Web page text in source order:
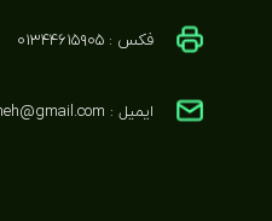
فکس : ۰۱۳۴۴۶۱۵۹۰۵
ایمیل : behtarineh@gmail.com